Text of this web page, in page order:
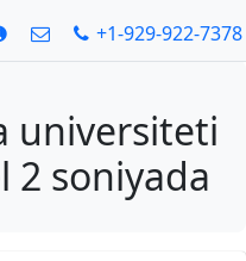
+1-929-922-7378
universiteti
2 soniyada